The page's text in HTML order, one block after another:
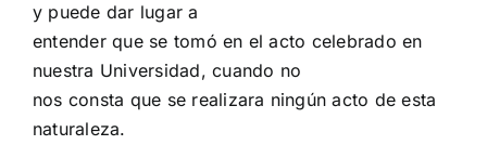
y puede dar lugar a
entender que se tomó en el acto celebrado en
nuestra Universidad, cuando no
nos consta que se realizara ningún acto de esta
naturaleza.